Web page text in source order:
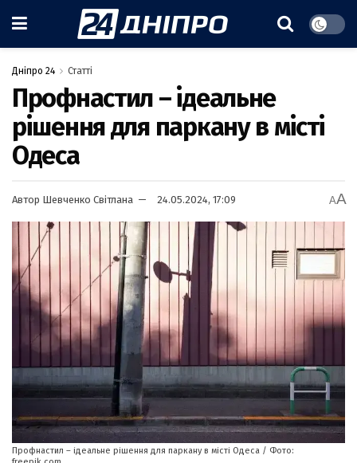
Дніпро 24 Статті
Профнастил – ідеальне
рішення для паркану в місті
Одеса
Автор Шевченко Світлана 24.05.2024, 17:09 AA
Профнастил – ідеальне рішення для паркану в місті Одеса / Фото: